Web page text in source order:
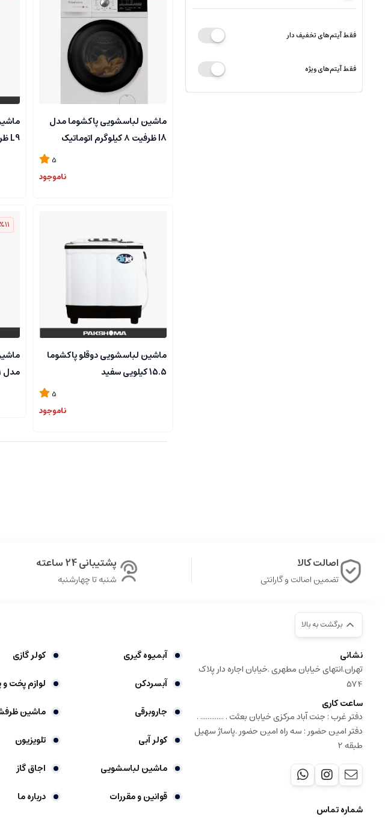
فقط آیتم‌های تخفیف دار
فقط آیتم‌های ویژه
ماشین لباسشویی پاکشوما مدل
I8 ظرفیت ۸ کیلوگرم اتوماتیک
5
ناموجود
ماشین لباسشویی دوقلو پاکشوما
15.5 کیلویی سفید
5
ناموجود
%11
اصالت کالا
تضمین اصالت و گارانتی
پشتیبانی 24 ساعته
شنبه تا چهارشنبه
برگشت به بالا
نشانی
تهران.انتهای خیابان مطهری .خیابان اجاره دار پلاک
574
ساعت کاری
دفتر غرب : جنت آباد مرکزی خیابان بعثت . ............. .
دفتر امین حضور : سه راه امین حضور .پاساژ سهیل
طبقه 2
شماره تماس
آبمیوه گیری کولر گازی
آبسردکن
لوازم پخت و
جاروبرقی
ماشین
کولر آبی
تلویزیون
ماشین لباسشویی
اجاق گاز
قوانین و مقررات
درباره ما